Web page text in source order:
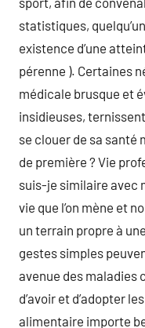
statistiques,
existence d’une
pérenne ). Certaines
médicale brusque et
insidieuses,
se clouer de sa santé
de première ? Vie
suis-je similaire avec
vie que l’on mène et
un terrain propre à
gestes simples
avenue des maladies
d’avoir et d’adopter
alimentaire importe